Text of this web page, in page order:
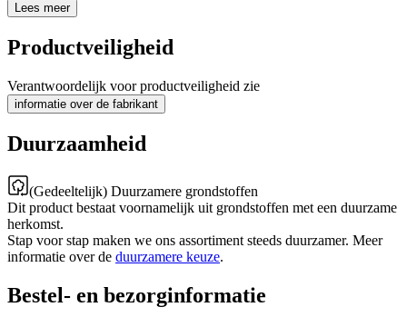
Lees meer
Productveiligheid
Verantwoordelijk voor productveiligheid zie
informatie over de fabrikant
Duurzaamheid
(Gedeeltelijk) Duurzamere grondstoffen
Dit product bestaat voornamelijk uit grondstoffen met een duurzame
herkomst.
Stap voor stap maken we ons assortiment steeds duurzamer. Meer
informatie over de duurzamere keuze.
Bestel- en bezorginformatie